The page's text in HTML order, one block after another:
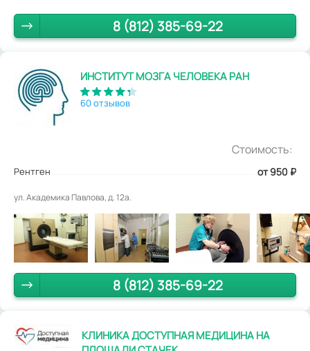
8 (812) 385-69-22
ИНСТИТУТ МОЗГА ЧЕЛОВЕКА РАН
60 отзывов
Стоимость:
Рентген от 950 ₽
ул. Академика Павлова, д. 12а.
8 (812) 385-69-22
КЛИНИКА ДОСТУПНАЯ МЕДИЦИНА НА